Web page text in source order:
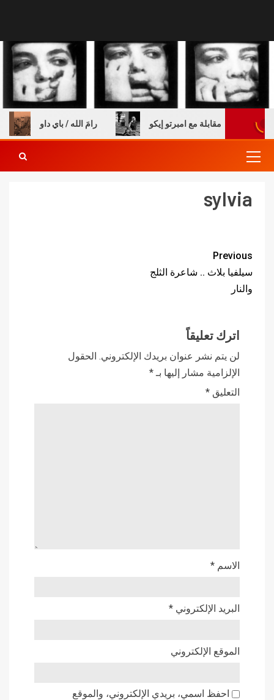
رامَ الله / باي داو والكتب – مقابلة مع امبرتو إيكو
sylvia
Previous
سيلفيا بلاث .. شاعرة الثلج
والنار
اترك تعليقاً
لن يتم نشر عنوان بريدك الإلكتروني. الحقول
الإلزامية مشار إليها بـ*
التعليق *
الاسم *
البريد الإلكتروني *
الموقع الإلكتروني
احفظ اسمي، بريدي الإلكتروني، والموقع